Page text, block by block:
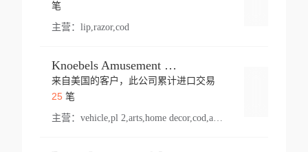
笔
主营： lip,razor,cod
Knoebels Amusement Resort
来自美国的客户，此公司累计进口交易
25笔
主营： vehicle,pl 2,arts,home decor,cod,amusement ride,sea